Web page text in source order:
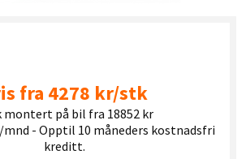
fra 4278 kr/stk
montert på bil fra 18852 kr
- Opptil 10 måneders kostnadsfri
kreditt.